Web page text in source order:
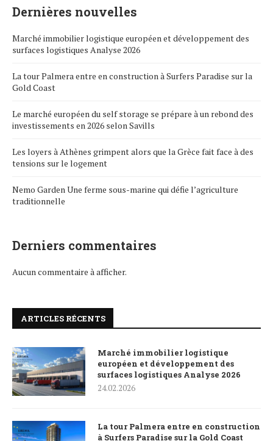
Dernières nouvelles
Marché immobilier logistique européen et développement des
surfaces logistiques Analyse 2026
La tour Palmera entre en construction à Surfers Paradise sur la
Gold Coast
Le marché européen du self storage se prépare à un rebond des
investissements en 2026 selon Savills
Les loyers à Athènes grimpent alors que la Grèce fait face à des
tensions sur le logement
Nemo Garden Une ferme sous-marine qui défie l’agriculture
traditionnelle
Derniers commentaires
Aucun commentaire à afficher.
ARTICLES RÉCENTS
Marché immobilier logistique
européen et développement des
surfaces logistiques Analyse 2026
24.02.2026
La tour Palmera entre en construction
à Surfers Paradise sur la Gold Coast